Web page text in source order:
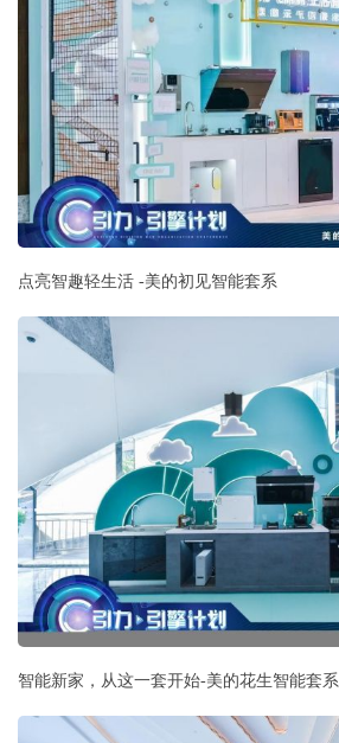
点亮智趣轻生活 -美的初见智能套系
智能新家，从这一套开始-美的花生智能套系